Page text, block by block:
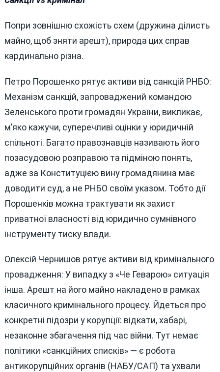
Попри зовнішню схожість схем (дружина ділисть
майно, щоб зняти арешт), природа цих справ
кардинально різна.
Петро Порошенко рятує активи від санкцій РНБО:
Механізм санкцій, запроваджений командою
Зеленського проти громадян України, викликає,
м’яко кажучи, суперечливі оцінки у юридичній
спільноті. Багато правознавців називають його
позасудовою розправою та підміною понять,
адже за Конституцією вину громадянина має
доводити суд, а не РНБО своїм указом. Тобто дії
Порошенків можна трактувати як захист
приватної власності від юридично сумнівного
інструменту тиску влади.
Олексій Чернишов рятує активи від кримінального
провадження: У випадку з «Че Геварою» ситуація
інша. Арешт на його майно накладено в рамках
класичного кримінального процесу. Йдеться про
конкретні підозри у корупції: відкати, хабарі,
незаконне збагачення під час війни. Тут немає
політики «санкційних списків» — є робота
антикорупційних органів (НАБУ/САП) та ухвали